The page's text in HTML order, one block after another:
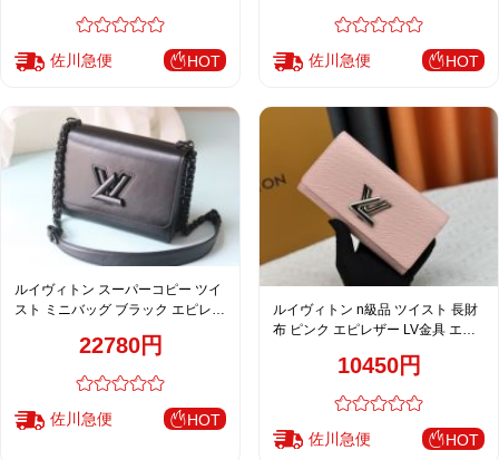
佐川急便 HOT 佐川急便 HOT
ルイヴィトン スーパーコピー ツイ
スト ミニバッグ ブラック エピレザ
22780円
佐川急便 HOT
ルイヴィトン n級品 ツイスト 長財
布 ピンク エピレザー LV金具 エレ
10450円
佐川急便 HOT